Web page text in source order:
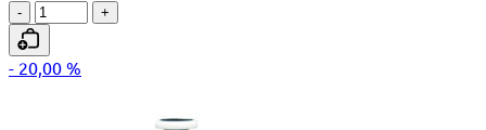
- +
- 20,00 %